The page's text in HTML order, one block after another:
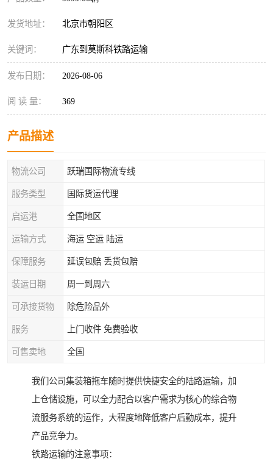
发货地址： 北京市朝阳区
关键词： 广东到莫斯科铁路运输
发布日期： 2026-08-06
阅 读 量： 369
产品描述
物流公司 跃瑞国际物流专线
服务类型 国际货运代理
启运港 全国地区
运输方式 海运 空运 陆运
保障服务 延误包赔 丢货包赔
装运日期 周一到周六
可承接货物 除危险品外
服务 上门收件 免费验收
可售卖地 全国
我们公司集装箱拖车随时提供快捷安全的陆路运输，加
上仓储设施，可以全力配合以客户需求为核心的综合物
流服务系统的运作，大程度地降低客户后勤成本，提升
产品竞争力。
铁路运输的注意事项：